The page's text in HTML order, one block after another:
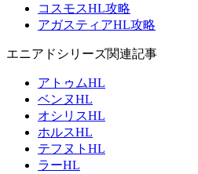
コスモスHL攻略
アガスティアHL攻略
エニアドシリーズ関連記事
アトゥムHL
ベンヌHL
オシリスHL
ホルスHL
テフヌトHL
ラーHL